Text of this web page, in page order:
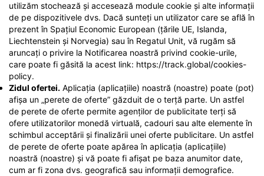
utilizăm stochează și accesează module cookie și alte informații
de pe dispozitivele dvs. Dacă sunteți un utilizator care se află în
prezent în Spațiul Economic European (țările UE, Islanda,
Liechtenstein și Norvegia) sau în Regatul Unit, vă rugăm să
aruncați o privire la Notificarea noastră privind cookie-urile,
care poate fi găsită la acest link: https://track.global/cookies-
policy.
Zidul ofertei. Aplicația (aplicațiile) noastră (noastre) poate (pot)
afișa un „perete de oferte” găzduit de o terță parte. Un astfel
de perete de oferte permite agenților de publicitate terți să
ofere utilizatorilor monedă virtuală, cadouri sau alte elemente în
schimbul acceptării și finalizării unei oferte publicitare. Un astfel
de perete de oferte poate apărea în aplicația (aplicațiile)
noastră (noastre) și vă poate fi afișat pe baza anumitor date,
cum ar fi zona dvs. geografică sau informații demografice.